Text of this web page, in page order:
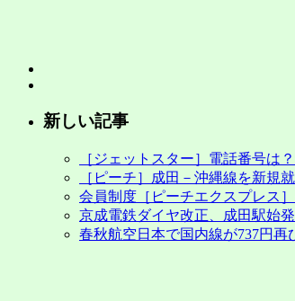
新しい記事
［ジェットスター］電話番号は
［ピーチ］成田－沖縄線を新規
会員制度［ピーチエクスプレス
京成電鉄ダイヤ改正、成田駅始
春秋航空日本で国内線が737円